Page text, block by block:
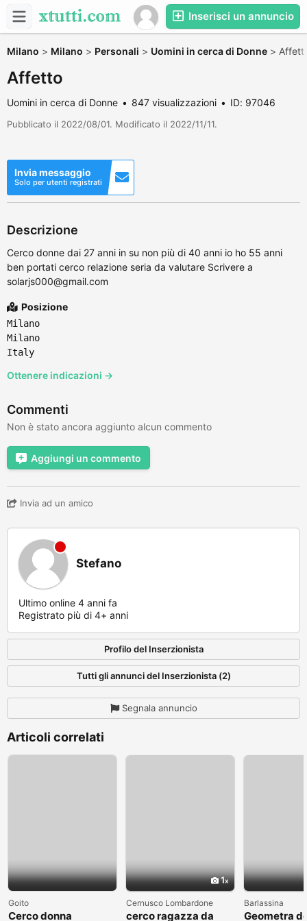
Inserisci un annuncio
Milano > Milano > Personali > Uomini in cerca di Donne >
Affetto
Uomini in cerca di Donne 847 visualizzazioni ID: 97046
Pubblicato il 2022/08/01. Modificato il 2022/11/11.
Invia messaggio
Solo per utenti registrati
Descrizione
Cerco donne dai 27 anni in su non più di 40 anni io ho 55 anni
ben portati cerco relazione seria da valutare Scrivere a
solarjs000@gmail.com
Posizione
Milano
Milano
Italy
Ottenere indicazioni →
Commenti
Non è stato ancora aggiunto alcun commento
Aggiungi un commento
Invia ad un amico
Stefano
Ultimo online 4 anni fa
Registrato più di 4+ anni
Profilo del Inserzionista
Tutti gli annunci del Inserzionista (2)
Segnala annuncio
Articoli correlati
Goito
Cerco donna
1
Cernusco Lombardone
cerco ragazza da
Barlassina
Geometra